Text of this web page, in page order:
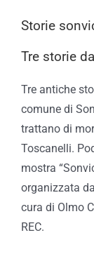
Storie
Tre storie
Tre antiche
comune di
trattano di
Toscanelli.
mostra
organizzata
cura di Olmo
REC.